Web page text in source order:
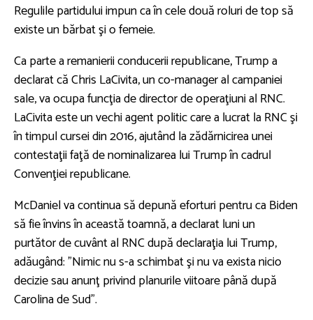
Regulile partidului impun ca în cele două roluri de top să
existe un bărbat şi o femeie.
Ca parte a remanierii conducerii republicane, Trump a
declarat că Chris LaCivita, un co-manager al campaniei
sale, va ocupa funcţia de director de operaţiuni al RNC.
LaCivita este un vechi agent politic care a lucrat la RNC şi
în timpul cursei din 2016, ajutând la zădărnicirea unei
contestaţii faţă de nominalizarea lui Trump în cadrul
Convenţiei republicane.
McDaniel va continua să depună eforturi pentru ca Biden
să fie învins în această toamnă, a declarat luni un
purtător de cuvânt al RNC după declaraţia lui Trump,
adăugând: "Nimic nu s-a schimbat şi nu va exista nicio
decizie sau anunţ privind planurile viitoare până după
Carolina de Sud".